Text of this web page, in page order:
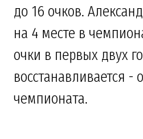
до 16 очков.
на 4 месте в
очки в первых двух
восстанавливается
чемпионата.